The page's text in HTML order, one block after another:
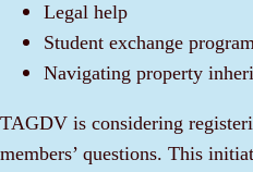
Legal help
Student exchange
Navigating property
TAGDV is considering
members’ questions. This